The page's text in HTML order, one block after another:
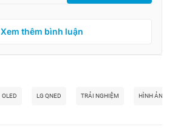
Xem thêm bình luận
OLED LG QNED TRẢI NGHIỆM HÌNH ẢNH